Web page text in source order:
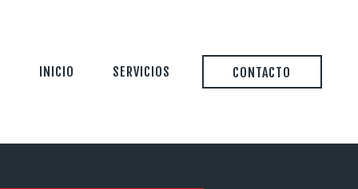
INICIO SERVICIOS CONTACTO